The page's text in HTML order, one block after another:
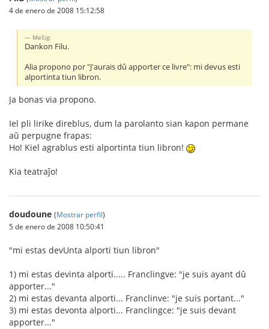
4 de enero de 2008 15:12:58
Meŝig:
Dankon Filu.
Alia propono por "J'aurais dû apporter ce livre": mi devus esti
alportinta tiun libron.
Ja bonas via propono.
Iel pli lirike direblus, dum la parolanto sian kapon permane
aŭ perpugne frapas:
Ho! Kiel agrablus esti alportinta tiun libron!
Kia teatraĵo!
doudoune (Mostrar perfil)
5 de enero de 2008 10:50:41
"mi estas devUnta alporti tiun libron"
1) mi estas devinta alporti..... Franclingve: "je suis ayant dû
apporter..."
2) mi estas devanta alporti... Franclinve: "je suis portant..."
3) mi estas devonta alporti... Franclingce: "je suis devant
apporter..."